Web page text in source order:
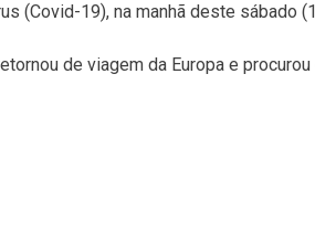
(Covid-19), na manhã deste sábado
de viagem da Europa e